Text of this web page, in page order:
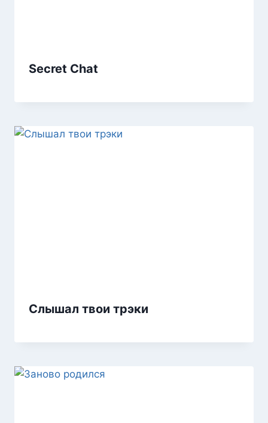
Secret Chat
Слышал твои трэки